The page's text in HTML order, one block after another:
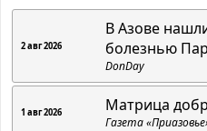
2 авг 2026
В Азове
болезнью
DonDay
1 авг 2026 Матрица
Газета